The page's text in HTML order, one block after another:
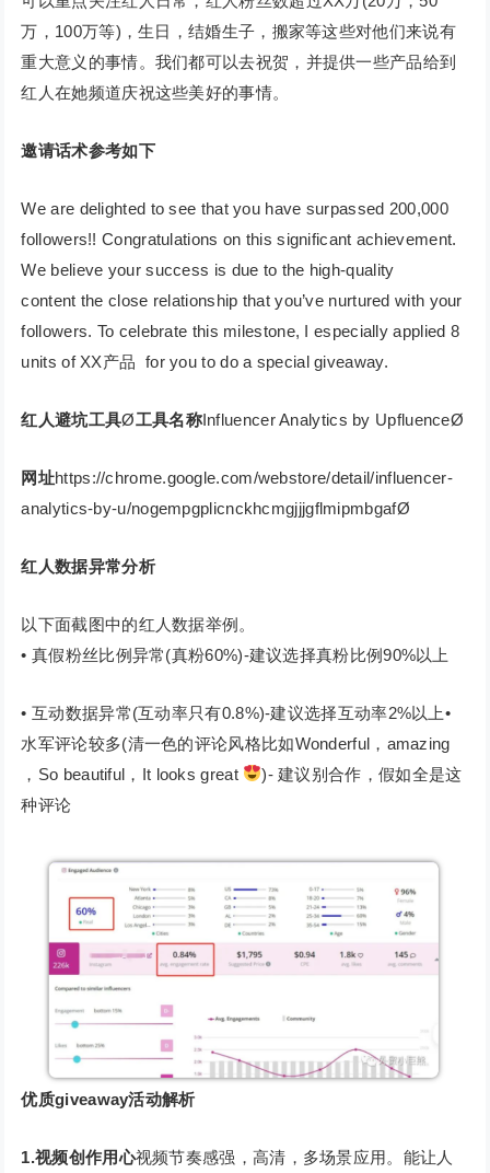
万，100万等)，生日，结婚生子，搬家等这些对他们来说有
重大意义的事情。我们都可以去祝贺，并提供一些产品给到
红人在她频道庆祝这些美好的事情。
邀请话术参考如下
We are delighted to see that you have surpassed 200,000
followers!! Congratulations on this significant achievement.
We believe your success is due to the high-quality
content the close relationship that you’ve nurtured with your
followers. To celebrate this milestone, I especially applied 8
units of XX产品 for you to do a special giveaway.
红人避坑工具Ø工具名称Influencer Analytics by UpfluenceØ
网址https://chrome.google.com/webstore/detail/influencer-
analytics-by-u/nogempgplicnckhcmgjjjgflmipmbgafØ
红人数据异常分析
以下面截图中的红人数据举例。
• 真假粉丝比例异常(真粉60%)-建议选择真粉比例90%以上
• 互动数据异常(互动率只有0.8%)-建议选择互动率2%以上•
水军评论较多(清一色的评论风格比如Wonderful，amazing
，So beautiful，It looks great
)- 建议别合作，假如全是这
种评论
优质giveaway活动解析
1.视频创作用心视频节奏感强，高清，多场景应用。能让人